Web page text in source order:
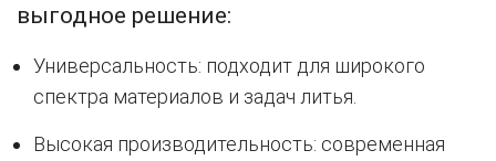
выгодное решение:
Универсальность: подходит для широкого
спектра материалов и задач литья.
Высокая производительность: современная